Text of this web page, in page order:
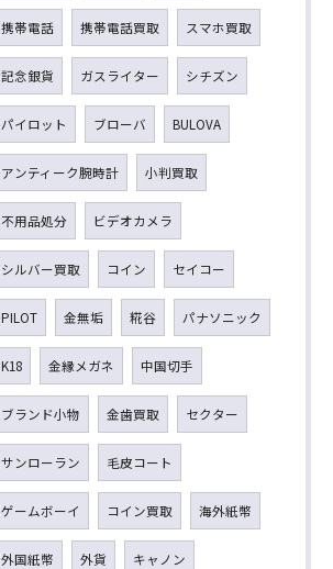
携帯電話 携帯電話買取 スマホ買取
記念銀貨 ガスライター シチズン
パイロット ブローバ BULOVA
アンティーク腕時計 小判買取
不用品処分 ビデオカメラ
シルバー買取 コイン セイコー
PILOT 金無垢 糀谷 パナソニック
K18 金縁メガネ 中国切手
ブランド小物 金歯買取 セクター
サンローラン 毛皮コート
ゲームボーイ コイン買取 海外紙幣
外国紙幣 外貨 キャノン